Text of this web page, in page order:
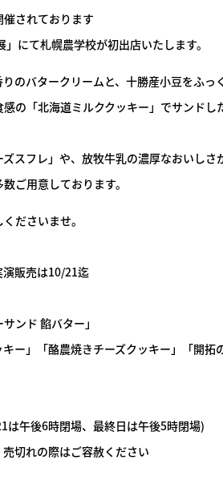
されております
」にて札幌農学校が初出店いたします。
のバタークリームと、十勝産小豆をふっ
の「北海道ミルククッキー」でサンド
スフレ」や、放牧牛乳の濃厚なおいしさ
ご用意しております。
ださいませ。
販売は10/21迄
ンド 餡バター」
キー」「酪農焼きチーズクッキー」「開
は午後6時閉場、最終日は午後5時閉場)
切れの際はご容赦ください